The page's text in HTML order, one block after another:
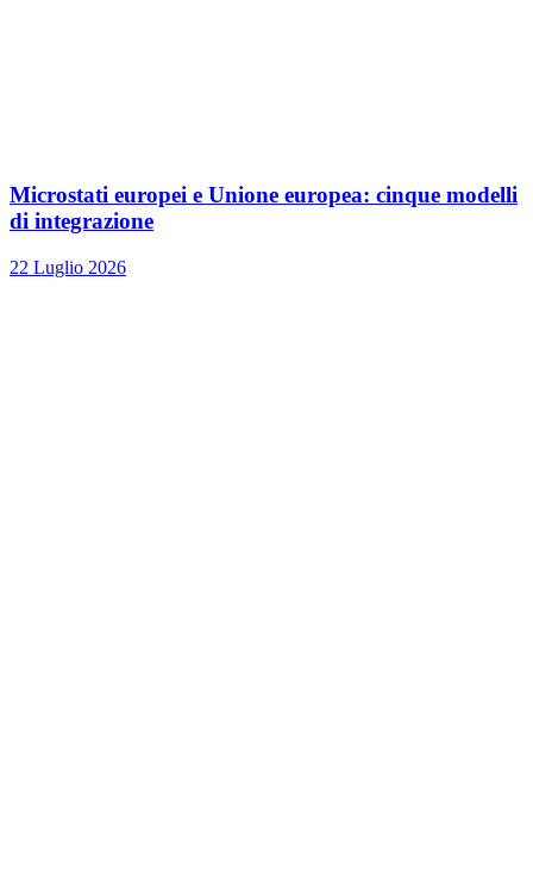
Microstati europei e Unione europea: cinque modelli
di integrazione
22 Luglio 2026